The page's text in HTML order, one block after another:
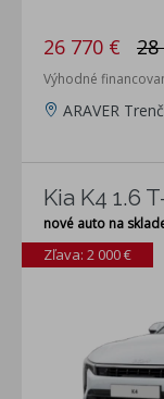
26 770 € 28
Výhodné
ARAVER
Kia K4 1.6
nové auto na
Zľava: 2 000 €